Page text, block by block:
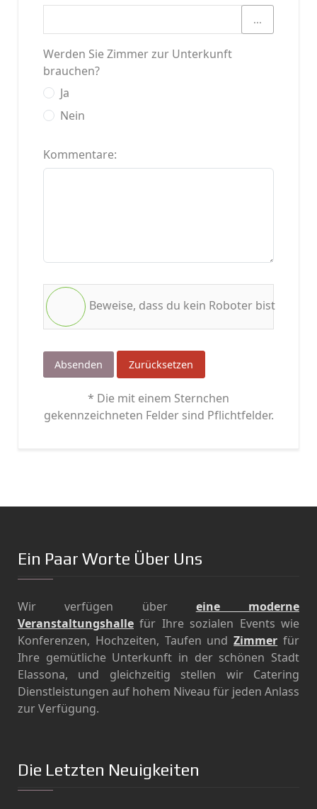
...
Werden Sie Zimmer zur Unterkunft
brauchen?
Ja
Nein
Kommentare:
Beweise, dass du kein Roboter bist
Absenden Zurücksetzen
* Die mit einem Sternchen
gekennzeichneten Felder sind Pflichtfelder.
Ein Paar Worte Über Uns
Wir verfügen über eine moderne
Veranstaltungshalle für Ihre sozialen Events wie
Konferenzen, Hochzeiten, Taufen undΖimmer für
Ihre gemütliche Unterkunft in der schönen Stadt
Elassona, und gleichzeitig stellen wir Catering
Dienstleistungen auf hohem Niveau für jeden Anlass
zur Verfügung.
Die Letzten Neuigkeiten